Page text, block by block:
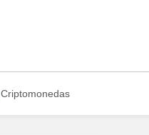
Criptomonedas